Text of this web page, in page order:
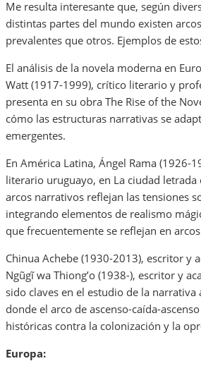
Me resulta interesante que, según
distintas partes del mundo existen
prevalentes que otros. Ejemplos de
El análisis de la novela moderna en
Watt (1917-1999), crítico literario y
presenta en su obra The Rise of the
cómo las estructuras narrativas se
emergentes.
En América Latina, Ángel Rama (1926-
literario uruguayo, en La ciudad
arcos narrativos reflejan las tensiones
integrando elementos de realismo
que frecuentemente se reflejan en
Chinua Achebe (1930-2013), escritor y
Ngũgĩ wa Thiong’o (1938-), escritor y
sido claves en el estudio de la
donde el arco de ascenso-caída-
históricas contra la colonización y la
Europa: